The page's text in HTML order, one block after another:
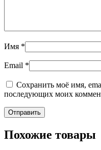
Имя *
Email *
Сохранить моё имя,
последующих моих
Похожие товары